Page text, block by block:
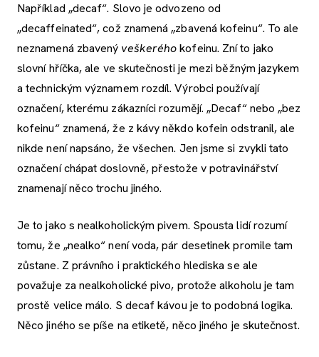
Například „decaf“. Slovo je odvozeno od
„decaffeinated“, což znamená „zbavená kofeinu“. To ale
neznamená zbavený veškeréhokofeinu. Zní to jako
slovní hříčka, ale ve skutečnosti je mezi běžným jazykem
a technickým významem rozdíl. Výrobci používají
označení, kterému zákazníci rozumějí. „Decaf“ nebo „bez
kofeinu“ znamená, že z kávy někdo kofein odstranil, ale
nikde není napsáno, že všechen. Jen jsme si zvykli tato
označení chápat doslovně, přestože v potravinářství
znamenají něco trochu jiného.
Je to jako s nealkoholickým pivem. Spousta lidí rozumí
tomu, že „nealko“ není voda, pár desetinek promile tam
zůstane. Z právního i praktického hlediska se ale
považuje za nealkoholické pivo, protože alkoholu je tam
prostě velice málo. S decaf kávou je to podobná logika.
Něco jiného se píše na etiketě, něco jiného je skutečnost.